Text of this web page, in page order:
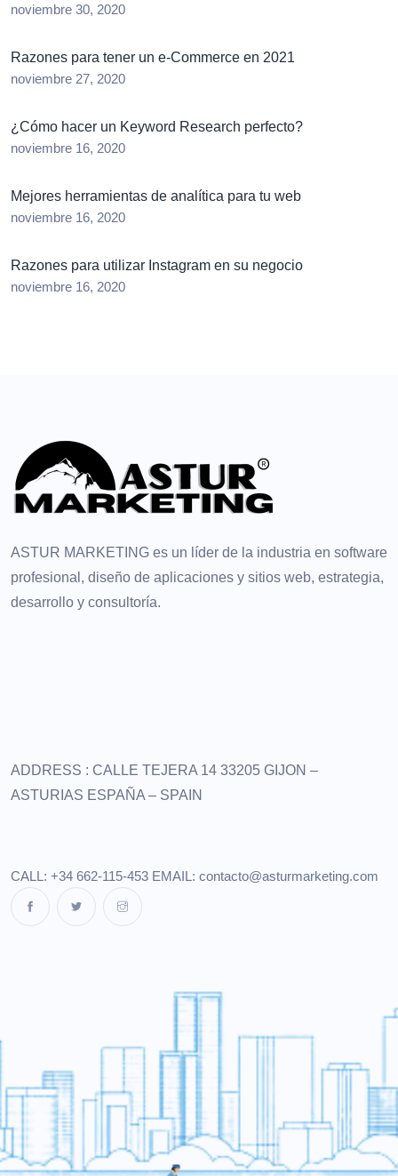
noviembre 30, 2020
Razones para tener un e-Commerce en 2021
noviembre 27, 2020
¿Cómo hacer un Keyword Research perfecto?
noviembre 16, 2020
Mejores herramientas de analítica para tu web
noviembre 16, 2020
Razones para utilizar Instagram en su negocio
noviembre 16, 2020
ASTUR MARKETING es un líder de la industria en software
profesional, diseño de aplicaciones y sitios web, estrategia,
desarrollo y consultoría.
ADDRESS : CALLE TEJERA 14 33205 GIJON –
ASTURIAS ESPAÑA – SPAIN
CALL: +34 662-115-453 EMAIL: contacto@asturmarketing.com